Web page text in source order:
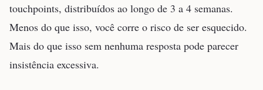
touchpoints, distribuídos ao longo de 3 a 4 semanas.
Menos do que isso, você corre o risco de ser esquecido.
Mais do que isso sem nenhuma resposta pode parecer
insistência excessiva.